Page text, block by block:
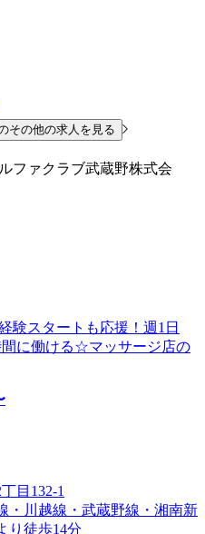
その他の求人を見る
ファクラブ武蔵野株式会
験スタートも応援！週1日
間に働ける☆マッサージ店の
目132-1
・川越線・武蔵野線・湘南新
り徒歩14分